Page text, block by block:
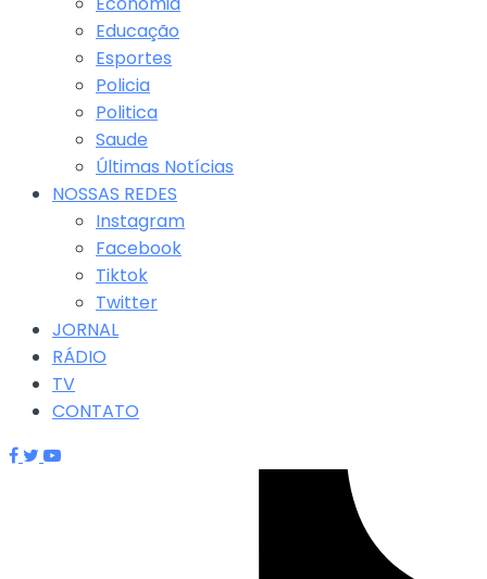
Educação
Esportes
Policia
Politica
Saude
Últimas Notícias
NOSSAS REDES
Instagram
Facebook
Tiktok
Twitter
JORNAL
RÁDIO
TV
CONTATO